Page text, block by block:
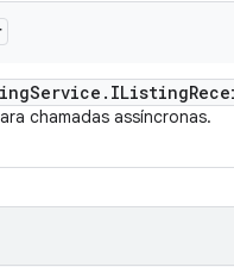
Service . IListing
chamadas assíncronas.